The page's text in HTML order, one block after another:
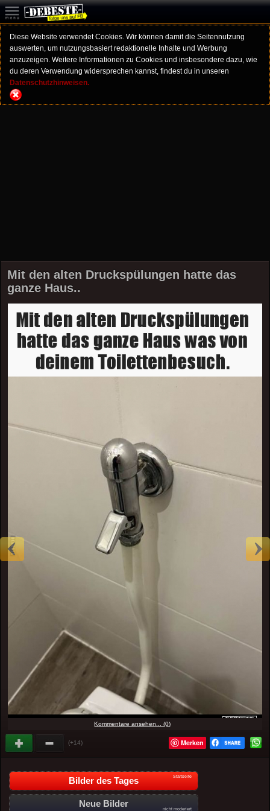
Diese Website verwendet Cookies. Wir können damit die Seitennutzung
auswerten, um nutzungsbasiert redaktionelle Inhalte und Werbung
anzuzeigen. Weitere Informationen zu Cookies und insbesondere dazu, wie
du deren Verwendung widersprechen kannst, findest du in unseren
Datenschutzhinweisen.
Mit den alten Druckspülungen hatte das
ganze Haus..
Kommentare ansehen... (0)
(+14) Merken
Bilder des Tages Startseite
Neue Bilder
nicht moderiert